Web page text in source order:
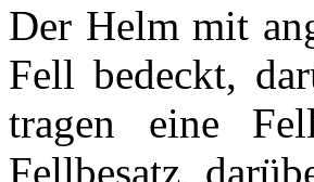
Der Helm mit
Fell bedeckt,
tragen eine
Fellbesatz,